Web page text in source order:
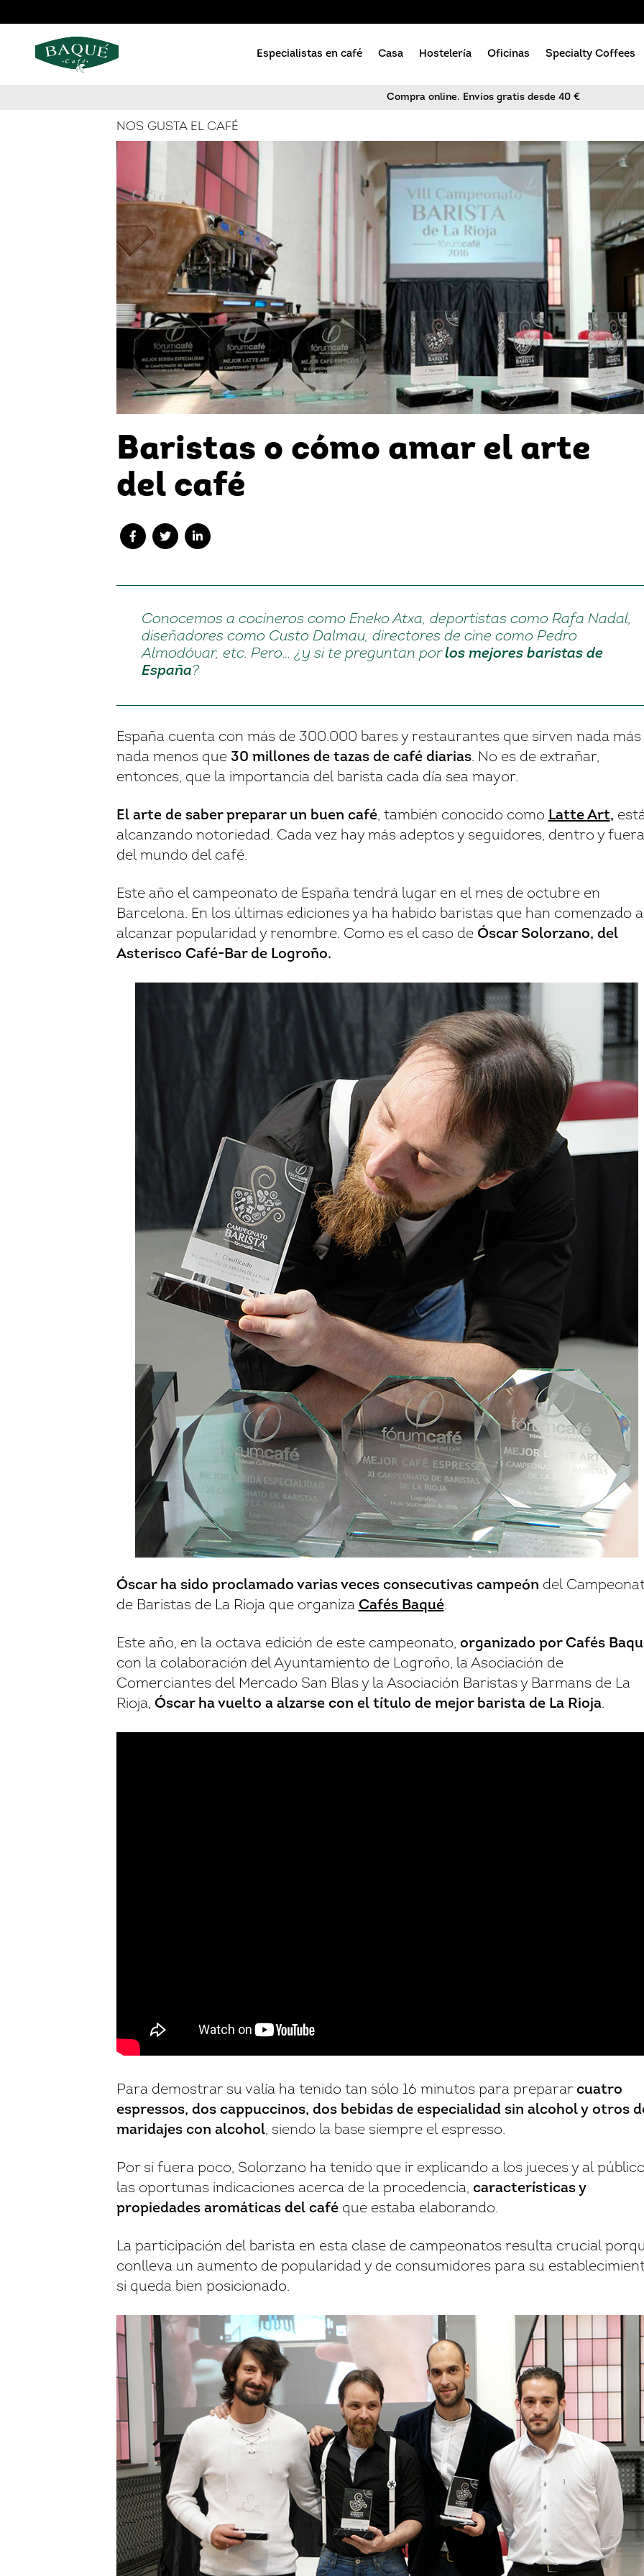
Especialistas en café Casa
Cápsulas Compostables
Café orgánico
Café Molido y en Grano
Piramidales
Básicas
Amenities
Endulzantes
Hostelería
Reserva privada
En grano
Gama básica
Cápsulas Blue Barista
Solubles
Orgánicas
Piramidales
Básicas
Endulzantes
Dulces
Accesorios
Oficinas Specialty Coffees
Compra online. Envíos gratis desde 40 €
NOS GUSTA EL CAFÉ
Baristas o cómo amar el arte
del café
Conocemos a cocineros como Eneko Atxa, deportistas como Rafa Nadal,
diseñadores como Custo Dalmau, directores de cine como Pedro
Almodóvar, etc. Pero… ¿y si te preguntan porlos mejores baristas de
España?
España cuenta con más de 300.000 bares y restaurantes que sirven nada más
nada menos que 30 millones de tazas de café diarias. No es de extrañar,
entonces, que la importancia del barista cada día sea mayor.
El arte de saber preparar un buen café, también conocido como Latte Art,
alcanzando notoriedad. Cada vez hay más adeptos y seguidores, dentro y fuera
del mundo del café.
Este año el campeonato de España tendrá lugar en el mes de octubre en
Barcelona. En los últimas ediciones ya ha habido baristas que han comenzado a
alcanzar popularidad y renombre. Como es el caso de Óscar Solorzano, del
Asterisco Café-Bar de Logroño.
Óscar ha sido proclamado varias veces consecutivas campeón del
de Baristas de La Rioja que organiza Cafés Baqué.
Este año, en la octava edición de este campeonato, organizado por Cafés
con la colaboración del Ayuntamiento de Logroño, la Asociación de
Comerciantes del Mercado San Blas y la Asociación Baristas y Barmans de La
Rioja, Óscar ha vuelto a alzarse con el título de mejor barista de La Rioja.
Para demostrar su valía ha tenido tan sólo 16 minutos para preparar cuatro
espressos, dos cappuccinos, dos bebidas de especialidad sin alcohol y otros
maridajes con alcohol, siendo la base siempre el espresso.
Por si fuera poco, Solorzano ha tenido que ir explicando a los jueces y al
las oportunas indicaciones acerca de la procedencia, características y
propiedades aromáticas del caféque estaba elaborando.
La participación del barista en esta clase de campeonatos resulta crucial
conlleva un aumento de popularidad y de consumidores para su
si queda bien posicionado.
Iniciar sesión
Iniciar sesión
¿No eres miembro?